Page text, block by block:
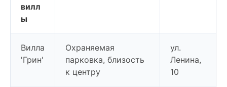
вилл
ы
Вилла
'Грин'
Охраняемая
парковка, близость
к центру
ул.
Ленина,
10